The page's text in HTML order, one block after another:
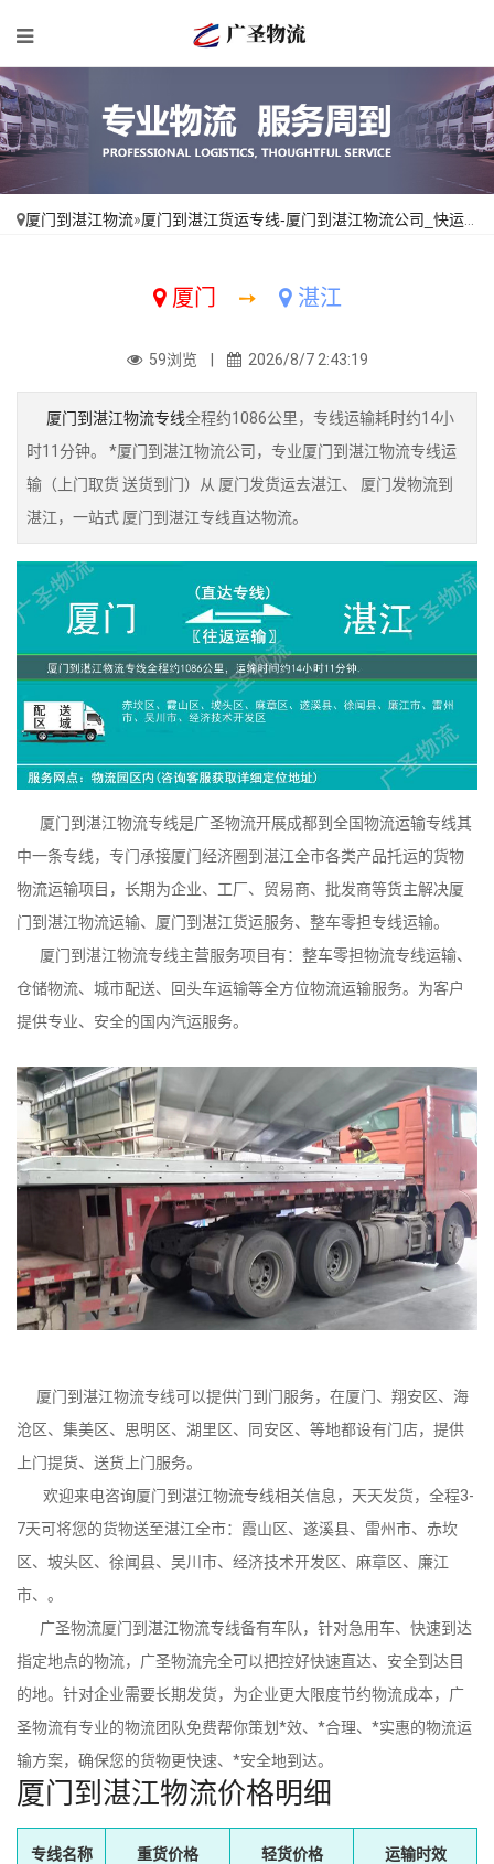
厦门到湛江物流»厦门到湛江货运专线-厦门到湛江物流公司_快运有保障「需要几天」
厦门 ➙ 湛江
59浏览 | 2026/8/7 2:43:19
厦门到湛江物流专线全程约1086公里，专线运输耗时约14小
时11分钟。 *厦门到湛江物流公司，专业厦门到湛江物流专线运
输（上门取货 送货到门）从 厦门发货运去湛江、 厦门发物流到
湛江，一站式 厦门到湛江专线直达物流。
厦门到湛江物流专线是广圣物流开展成都到全国物流运输专线其
中一条专线，专门承接厦门经济圈到湛江全市各类产品托运的货物
物流运输项目，长期为企业、工厂、贸易商、批发商等货主解决厦
门到湛江物流运输、厦门到湛江货运服务、整车零担专线运输。
厦门到湛江物流专线主营服务项目有：整车零担物流专线运输、
仓储物流、城市配送、回头车运输等全方位物流运输服务。为客户
提供专业、安全的国内汽运服务。
厦门到湛江物流专线可以提供门到门服务，在厦门、翔安区、海
沧区、集美区、思明区、湖里区、同安区、等地都设有门店，提供
上门提货、送货上门服务。
欢迎来电咨询厦门到湛江物流专线相关信息，天天发货，全程3-
7天可将您的货物送至湛江全市：霞山区、遂溪县、雷州市、赤坎
区、坡头区、徐闻县、吴川市、经济技术开发区、麻章区、廉江
市、。
广圣物流厦门到湛江物流专线备有车队，针对急用车、快速到达
指定地点的物流，广圣物流完全可以把控好快速直达、安全到达目
的地。针对企业需要长期发货，为企业更大限度节约物流成本，广
圣物流有专业的物流团队免费帮你策划*效、*合理、*实惠的物流运
输方案，确保您的货物更快速、*安全地到达。
厦门到湛江物流价格明细
专线名称 重货价格 轻货价格 运输时效